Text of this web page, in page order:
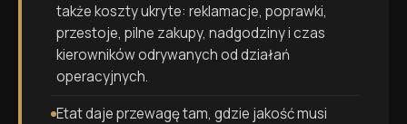
także koszty ukryte: reklamacje, poprawki,
przestoje, pilne zakupy, nadgodziny i czas
kierowników odrywanych od działań
operacyjnych.
Etat daje przewagę tam, gdzie jakość musi